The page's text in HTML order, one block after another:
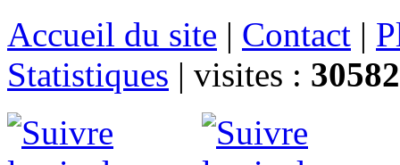
Accueil du site | Contact |
Statistiques | visites :